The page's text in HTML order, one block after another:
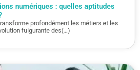
numériques : quelles aptitudes
profondément les métiers et les
fulgurante des(…)